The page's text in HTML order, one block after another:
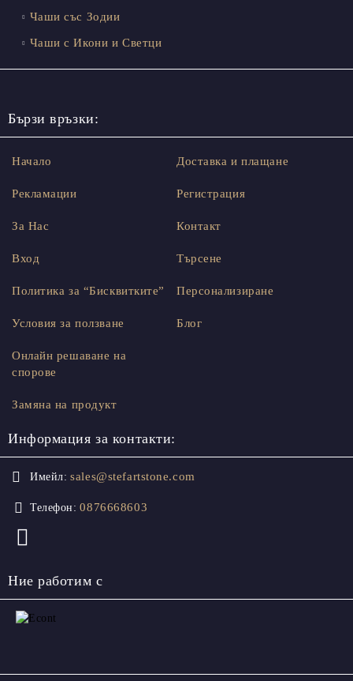
Чаши със Зодии
Чаши с Икони и Светци
Бързи връзки:
Начало
Рекламации
За Нас
Вход
Доставка и плащане
Регистрация
Контакт
Търсене
Политика за “Бисквитките”
Условия за ползване
Онлайн решаване на
спорове
Замяна на продукт
Персонализиране
Блог
Информация за контакти:
Имейл: sales@stefartstone.com
Телефон: 0876668603
Ние работим с